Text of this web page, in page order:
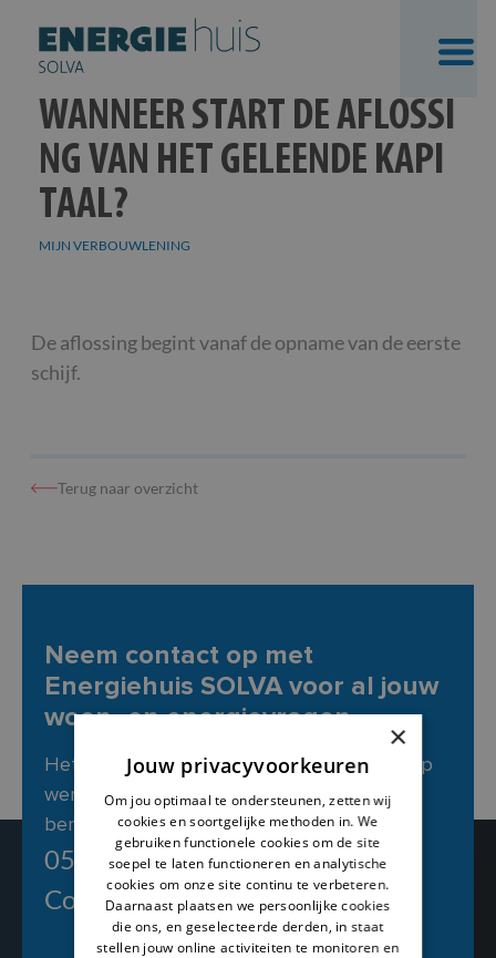
WANNEER START DE AFLOSSI
NG VAN HET GELEENDE KAPI
TAAL?
MIJN VERBOUWLENING
to
content
De aflossing begint vanaf de opname van de eerste
schijf.
Terug naar overzicht
Neem contact op met
Energiehuis SOLVA voor al jouw
woon- en energievragen.
Het Energiehuis is telefonisch bereikbaar op
werkdagen tussen 9u en 12u30 en altijd
bereikbaar via mail.
053 411 114
Contacteer ons
×
Jouw privacyvoorkeuren
Om jou optimaal te ondersteunen, zetten wij
cookies en soortgelijke methoden in. We
gebruiken functionele cookies om de site
soepel te laten functioneren en analytische
cookies om onze site continu te verbeteren.
Daarnaast plaatsen we persoonlijke cookies
die ons, en geselecteerde derden, in staat
stellen jouw online activiteiten te monitoren en